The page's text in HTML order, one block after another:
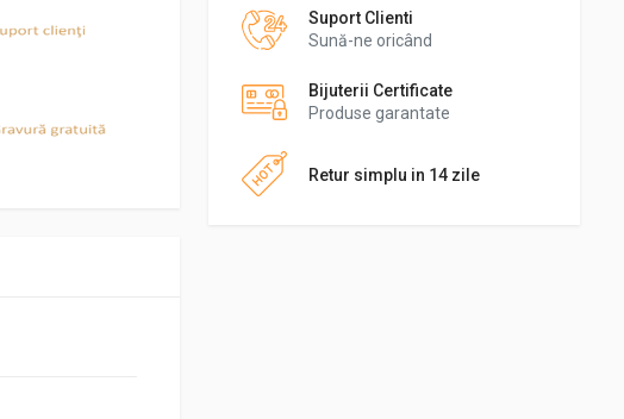
Suport Clienti
Sună-ne oricând
Bijuterii Certificate
Produse garantate
Retur simplu in 14 zile